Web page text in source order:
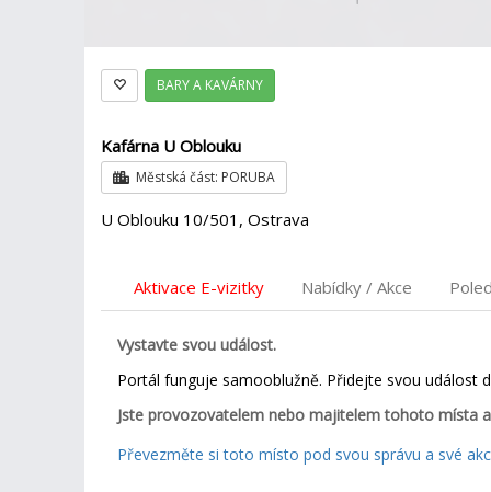
BARY A KAVÁRNY
Kafárna U Oblouku
Městská část: PORUBA
U Oblouku 10/501, Ostrava
Aktivace E-vizitky Nabídky / Akce
Vystavte svou událost.
Portál funguje samooblužně. Přidejte svou událost
Jste provozovatelem nebo majitelem tohoto místa
Převezměte si toto místo pod svou správu a své